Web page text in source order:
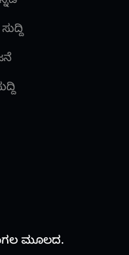
ಮೂಲದ.